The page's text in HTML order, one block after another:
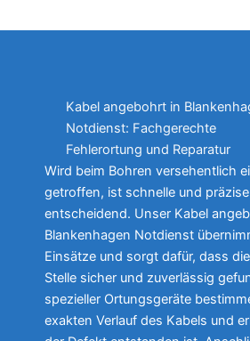
Kabel angebohrt in
Notdienst: Fachgerechte
Fehlerortung und Reparatur
Wird beim Bohren versehentlich
getroffen, ist schnelle und
entscheidend. Unser Kabel
Blankenhagen Notdienst
Einsätze und sorgt dafür, dass
Stelle sicher und zuverlässig
spezieller Ortungsgeräte
exakten Verlauf des Kabels und